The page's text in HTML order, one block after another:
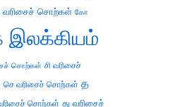
சொற்கள் கோ
இலக்கியம்
சொற்கள் சி வரிசைச்
செ வரிசைச் சொற்கள் த
சொற்கள் து வரிசைச்